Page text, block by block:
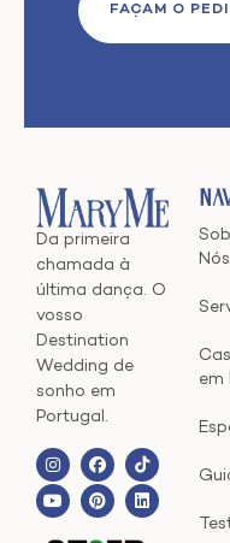
FAÇAM O
Da primeira
chamada à
última dança. O
vosso
Destination
Wedding de
sonho em
Portugal.
Nós
em